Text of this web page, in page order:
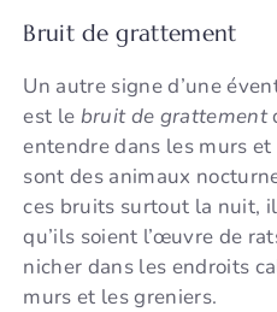
Bruit de grattement
Un autre signe d’une
est le bruit de grattement
entendre dans les murs
sont des animaux
ces bruits surtout la nuit,
qu’ils soient l’œuvre de
nicher dans les endroits
murs et les greniers.